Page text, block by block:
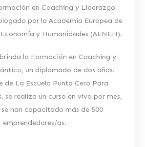
en Coaching y Liderazgo
por la Academia Europea de
y Humanidades (AENEH).
la Formación en Coaching y
un diplomado de dos años.
de La Escuela Punto Cero Para
se realiza un curso en vivo por mes,
han capacitado más de 500
emprendedores/as.